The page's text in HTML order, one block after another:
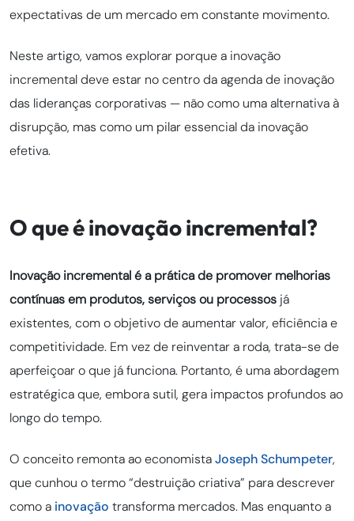
expectativas de um mercado em constante movimento.
Neste artigo, vamos explorar porque a inovação
incremental deve estar no centro da agenda de inovação
das lideranças corporativas — não como uma alternativa à
disrupção, mas como um pilar essencial da inovação
efetiva.
O que é inovação incremental?
Inovação incremental é a prática de promover melhorias
contínuas em produtos, serviços ou processos já
existentes, com o objetivo de aumentar valor, eficiência e
competitividade. Em vez de reinventar a roda, trata-se de
aperfeiçoar o que já funciona. Portanto, é uma abordagem
estratégica que, embora sutil, gera impactos profundos ao
longo do tempo.
O conceito remonta ao economistaJoseph Schumpeter,
que cunhou o termo “destruição criativa” para descrever
como a inovação transforma mercados. Mas enquanto a